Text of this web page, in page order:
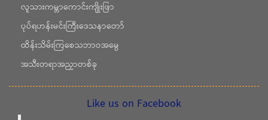
လူသားကမ္ဘာကောင်းကျိုးဖြာ
ပုပ်ရဟန်းမင်းကြီးဒေသနာတော်
ထိန်းသိမ်းကြစေသဘာဝအမွေ
အသီးတရာအညှာတစ်ခု
Like us on Facebook